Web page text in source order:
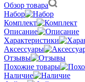
Обзор товара
Набор
Комплект
Описание
Характеристики
Аксессуары
Отзывы
Похожие товары
Наличие